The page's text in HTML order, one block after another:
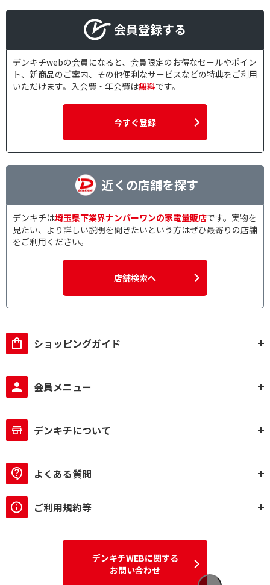
会員登録する
デンキチwebの会員になると、会員限定のお得なセールやポイン
ト、新商品のご案内、その他便利なサービスなどの特典をご利用
いただけます。入会費・年会費は無料です。
今すぐ登録
近くの店舗を探す
デンキチは埼玉県下業界ナンバーワンの家電量販店です。実物を
見たい、より詳しい説明を聞きたいという方はぜひ最寄りの店舗
をご利用ください。
店舗検索へ
ショッピングガイド
会員メニュー
デンキチについて
よくある質問
ご利用規約等
デンキチWEBに関する
お問い合わせ